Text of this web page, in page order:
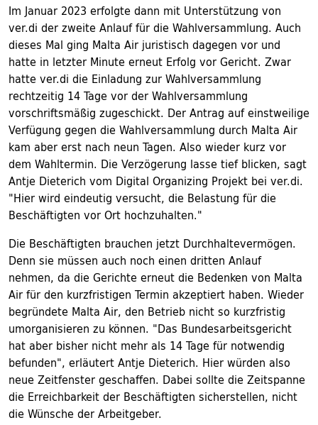
Im Januar 2023 erfolgte dann mit Unterstützung von
ver.di der zweite Anlauf für die Wahlversammlung. Auch
dieses Mal ging Malta Air juristisch dagegen vor und
hatte in letzter Minute erneut Erfolg vor Gericht. Zwar
hatte ver.di die Einladung zur Wahlversammlung
rechtzeitig 14 Tage vor der Wahlversammlung
vorschriftsmäßig zugeschickt. Der Antrag auf einstweilige
Verfügung gegen die Wahlversammlung durch Malta Air
kam aber erst nach neun Tagen. Also wieder kurz vor
dem Wahltermin. Die Verzögerung lasse tief blicken, sagt
Antje Dieterich vom Digital Organizing Projekt bei ver.di.
"Hier wird eindeutig versucht, die Belastung für die
Beschäftigten vor Ort hochzuhalten."
Die Beschäftigten brauchen jetzt Durchhaltevermögen.
Denn sie müssen auch noch einen dritten Anlauf
nehmen, da die Gerichte erneut die Bedenken von Malta
Air für den kurzfristigen Termin akzeptiert haben. Wieder
begründete Malta Air, den Betrieb nicht so kurzfristig
umorganisieren zu können. "Das Bundesarbeitsgericht
hat aber bisher nicht mehr als 14 Tage für notwendig
befunden", erläutert Antje Dieterich. Hier würden also
neue Zeitfenster geschaffen. Dabei sollte die Zeitspanne
die Erreichbarkeit der Beschäftigten sicherstellen, nicht
die Wünsche der Arbeitgeber.